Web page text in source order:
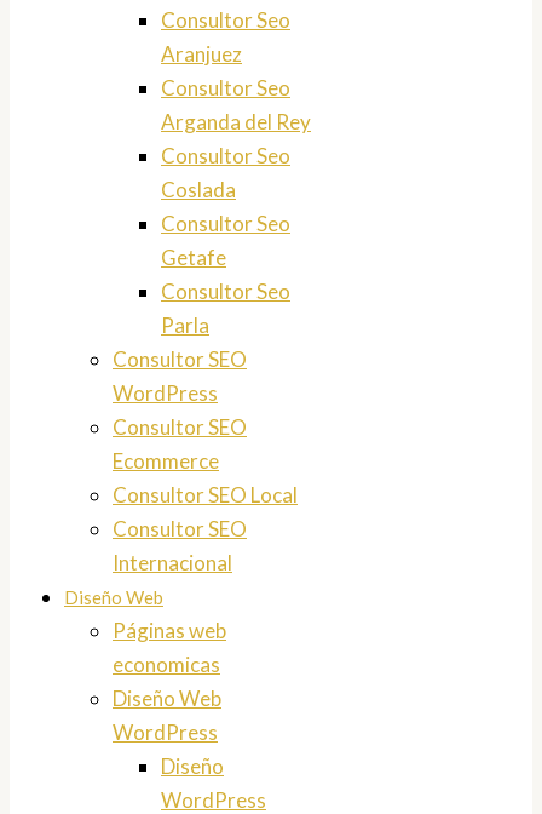
Consultor Seo
Aranjuez
Consultor Seo
Arganda del Rey
Consultor Seo
Coslada
Consultor Seo
Getafe
Consultor Seo
Parla
Consultor SEO
WordPress
Consultor SEO
Ecommerce
Consultor SEO Local
Consultor SEO
Internacional
Diseño Web
Páginas web
economicas
Diseño Web
WordPress
Diseño
WordPress